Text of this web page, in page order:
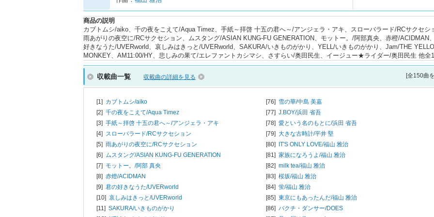
商品の説明
カブトムシ/aiko、千の夜をこえて/Aqua Timez、手紙～拝啓 十五の君へ～/アンジェラ・アキ、スローバラード/RCサクセシ
雨あがりの夜空に/RCサクセション、ムスタング/ASIAN KUNG-FU GENERATION、モットー。/阿部真央、赤橙/ACIDMAN
好きなうた/UVERworld、哀しみはきっと/UVERworld、SAKURA/いきものがかり、YELL/いきものがかり、Jam/THE
MONKEY、AM11:00/HY、悲しみの果て/エレファントカシマシ、さすらい/奥田民生、イージュー★ライダー/奥田民生 他全
収載曲一覧 収載曲の詳細を見る [全150曲
[1] カブトムシ/aiko
[2] 千の夜をこえて/Aqua Timez
[3] 手紙～拝啓 十五の君へ～/アンジェラ・アキ
[4] スローバラード/RCサクセション
[5] 雨あがりの夜空に/RCサクセション
[6] ムスタング/ASIAN KUNG-FU GENERATION
[7] モットー。/阿部 真央
[8] 赤燈/ACIDMAN
[9] 君の好きなうた/UVERworld
[10] 哀しみはきっと/UVERworld
[11] SAKURA/いきものがかり
[76] 雪の華/中島 美嘉
[77] J.BOY/浜田 省吾
[78] 愛という名のもとに/浜田 省吾
[79] 大きな古時計/平井 堅
[80] IT'S ONLY LOVE/福山 雅治
[81] 家族になろうよ/福山 雅治
[82] milk tea/福山 雅治
[83] 桜坂/福山 雅治
[84] 蛍/福山 雅治
[85] 東京にもあったんだ/福山 雅治
[86] バクチ・ダンサー/DOES